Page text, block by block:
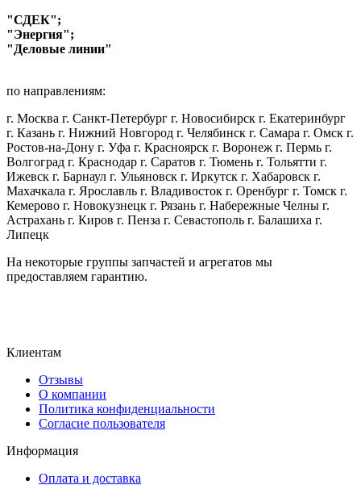
"СДЕК";
"Энергия";
"Деловые линии"
по направлениям:
г. Москва г. Санкт-Петербург г. Новосибирск г. Екатеринбург
г. Казань г. Нижний Новгород г. Челябинск г. Самара г. Омск г.
Ростов-на-Дону г. Уфа г. Красноярск г. Воронеж г. Пермь г.
Волгоград г. Краснодар г. Саратов г. Тюмень г. Тольятти г.
Ижевск г. Барнаул г. Ульяновск г. Иркутск г. Хабаровск г.
Махачкала г. Ярославль г. Владивосток г. Оренбург г. Томск г.
Кемерово г. Новокузнецк г. Рязань г. Набережные Челны г.
Астрахань г. Киров г. Пенза г. Севастополь г. Балашиха г.
Липецк
На некоторые группы запчастей и агрегатов мы
предоставляем гарантию.
Клиентам
Отзывы
О компании
Политика конфиденциальности
Согласие пользователя
Информация
Оплата и доставка